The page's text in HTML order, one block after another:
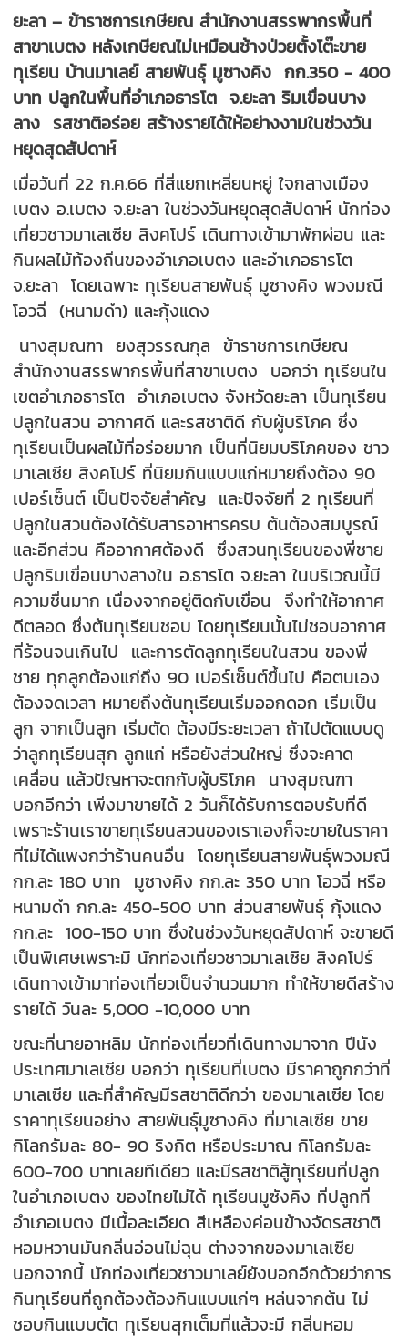
ยะลา – ข้าราชการเกษียณ สำนักงานสรรพากรพื้นที่
สาขาเบตง หลังเกษียณไม่เหมือนช้างป่วยตั้งโต๊ะขาย
ทุเรียน บ้านมาเลย์ สายพันธุ์ มูซางคิง กก.350 - 400
บาท ปลูกในพื้นที่อำเภอธารโต จ.ยะลา ริมเขื่อนบาง
ลาง รสชาติอร่อย สร้างรายได้ให้อย่างงามในช่วงวัน
หยุดสุดสัปดาห์
เมื่อวันที่ 22 ก.ค.66 ที่สี่แยกเหลี่ยนหยู่ ใจกลางเมือง
เบตง อ.เบตง จ.ยะลา ในช่วงวันหยุดสุดสัปดาห์ นักท่อง
เที่ยวชาวมาเลเซีย สิงคโปร์ เดินทางเข้ามาพักผ่อน และ
กินผลไม้ท้องถิ่นของอำเภอเบตง และอำเภอธารโต
จ.ยะลา โดยเฉพาะ ทุเรียนสายพันธุ์ มูซางคิง พวงมณี
โอวฉี่ (หนามดำ) และกุ้งแดง
นางสุมณฑา ยงสุวรรณกุล ข้าราชการเกษียณ
สำนักงานสรรพากรพื้นที่สาขาเบตง บอกว่า ทุเรียนใน
เขตอำเภอธารโต อำเภอเบตง จังหวัดยะลา เป็นทุเรียน
ปลูกในสวน อากาศดี และรสชาติดี กับผู้บริโภค ซึ่ง
ทุเรียนเป็นผลไม้ที่อร่อยมาก เป็นที่นิยมบริโภคของ ชาว
มาเลเซีย สิงคโปร์ ที่นิยมกินแบบแก่หมายถึงต้อง 90
เปอร์เซ็นต์ เป็นปัจจัยสำคัญ และปัจจัยที่ 2 ทุเรียนที่
ปลูกในสวนต้องได้รับสารอาหารครบ ต้นต้องสมบูรณ์
และอีกส่วน คืออากาศต้องดี ซึ่งสวนทุเรียนของพี่ชาย
ปลูกริมเขื่อนบางลางใน อ.ธารโต จ.ยะลา ในบริเวณนี้มี
ความชื่นมาก เนื่องจากอยู่ติดกับเขื่อน จึงทำให้อากาศ
ดีตลอด ซึ่งต้นทุเรียนชอบ โดยทุเรียนนั้นไม่ชอบอากาศ
ที่ร้อนจนเกินไป และการตัดลูกทุเรียนในสวน ของพี่
ชาย ทุกลูกต้องแก่ถึง 90 เปอร์เซ็นต์ขึ้นไป คือตนเอง
ต้องจดเวลา หมายถึงต้นทุเรียนเริ่มออกดอก เริ่มเป็น
ลูก จากเป็นลูก เริ่มตัด ต้องมีระยะเวลา ถ้าไปตัดแบบดู
ว่าลูกทุเรียนสุก ลูกแก่ หรือยังส่วนใหญ่ ซึ่งจะคาด
เคลื่อน แล้วปัญหาจะตกกับผู้บริโภค นางสุมณฑา
บอกอีกว่า เพิ่งมาขายได้ 2 วันก็ได้รับการตอบรับที่ดี
เพราะร้านเราขายทุเรียนสวนของเราเองก็จะขายในราคา
ที่ไม่ได้แพงกว่าร้านคนอื่น โดยทุเรียนสายพันธุ์พวงมณี
กก.ละ 180 บาท มูซางคิง กก.ละ 350 บาท โอวฉี่ หรือ
หนามดำ กก.ละ 450-500 บาท ส่วนสายพันธุ์ กุ้งแดง
กก.ละ 100-150 บาท ซึ่งในช่วงวันหยุดสัปดาห์ จะขายดี
เป็นพิเศษเพราะมี นักท่องเที่ยวชาวมาเลเซีย สิงคโปร์
เดินทางเข้ามาท่องเที่ยวเป็นจำนวนมาก ทำให้ขายดีสร้าง
รายได้ วันละ 5,000 -10,000 บาท
ขณะที่นายอาหลิม นักท่องเที่ยวที่เดินทางมาจาก ปีนัง
ประเทศมาเลเซีย บอกว่า ทุเรียนที่เบตง มีราคาถูกกว่าที่
มาเลเซีย และที่สำคัญมีรสชาติดีกว่า ของมาเลเซีย โดย
ราคาทุเรียนอย่าง สายพันธุ์มูซางคิง ที่มาเลเซีย ขาย
กิโลกรัมละ 80- 90 ริงกิต หรือประมาณ กิโลกรัมละ
600-700 บาทเลยทีเดียว และมีรสชาติสู้ทุเรียนที่ปลูก
ในอำเภอเบตง ของไทยไม่ได้ ทุเรียนมูซังคิง ที่ปลูกที่
อำเภอเบตง มีเนื้อละเอียด สีเหลืองค่อนข้างจัดรสชาติ
หอมหวานมันกลิ่นอ่อนไม่ฉุน ต่างจากของมาเลเซีย
นอกจากนี้ นักท่องเที่ยวชาวมาเลย์ยังบอกอีกด้วยว่าการ
กินทุเรียนที่ถูกต้องต้องกินแบบแก่ๆ หล่นจากต้น ไม่
ชอบกินแบบตัด ทุเรียนสุกเต็มที่แล้วจะมี กลิ่นหอม